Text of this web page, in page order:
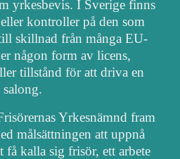
yrkesbevis. I Sverige finns
kontroller på den som
skillnad från många EU-
någon form av licens,
tillstånd för att driva en
salong.
Yrkesnämnd fram
målsättningen att uppnå
få kalla sig frisör, ett arbete